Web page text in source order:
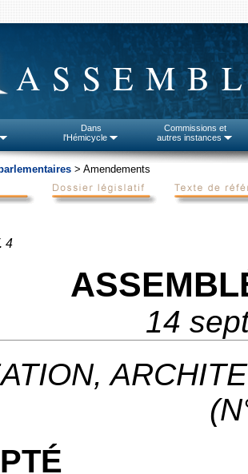
Dans
l'Hémicycle
Commissions et
autres instances
> Amendements
4
14